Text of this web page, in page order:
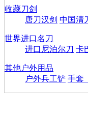
收藏刀剑
唐刀汉剑 中国清
世界进口名刀
进口尼泊尔刀 卡
其他户外用品
户外兵工铲 手套